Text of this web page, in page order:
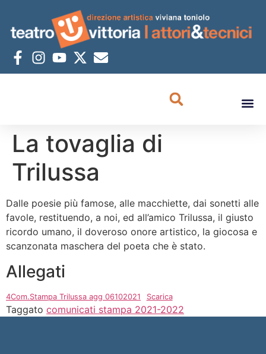
La tovaglia di
Trilussa
Dalle poesie più famose, alle macchiette, dai sonetti alle
favole, restituendo, a noi, ed all’amico Trilussa, il giusto
ricordo umano, il doveroso onore artistico, la giocosa e
scanzonata maschera del poeta che è stato.
Allegati
4Com.Stampa Trilussa agg 06102021 Scarica
Taggato comunicati stampa 2021-2022